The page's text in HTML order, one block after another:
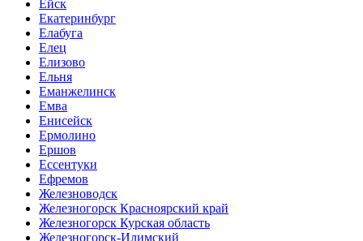
Ейск
Екатеринбург
Елабуга
Елец
Елизово
Ельня
Еманжелинск
Емва
Енисейск
Ермолино
Ершов
Ессентуки
Ефремов
Железноводск
Железногорск Красноярский край
Железногорск Курская область
Железногорск-Илимский